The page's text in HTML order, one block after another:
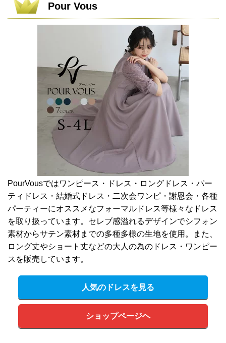
Pour Vous
PourVousではワンピース・ドレス・ロングドレス・パー
ティドレス・結婚式ドレス・二次会ワンピ・謝恩会・各種
パーティーにオススメなフォーマルドレス等様々なドレス
を取り扱っています。セレブ感溢れるデザインでシフォン
素材からサテン素材までの多種多様の生地を使用。また、
ロング丈やショート丈などの大人の為のドレス・ワンピー
スを販売しています。
人気のドレスを見る
ショップページヘ